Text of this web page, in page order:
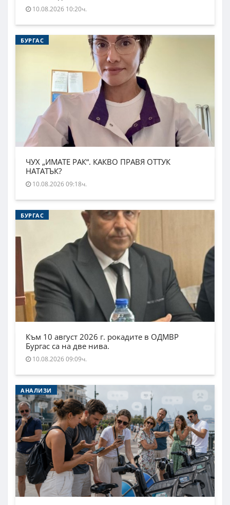
10.08.2026 10:20ч.
БУРГАС
ЧУХ „ИМАТЕ РАК“. КАКВО ПРАВЯ ОТТУК
НАТАТЪК?
10.08.2026 09:18ч.
БУРГАС
Към 10 август 2026 г. рокадите в ОДМВР
Бургас са на две нива.
10.08.2026 09:09ч.
АНАЛИЗИ